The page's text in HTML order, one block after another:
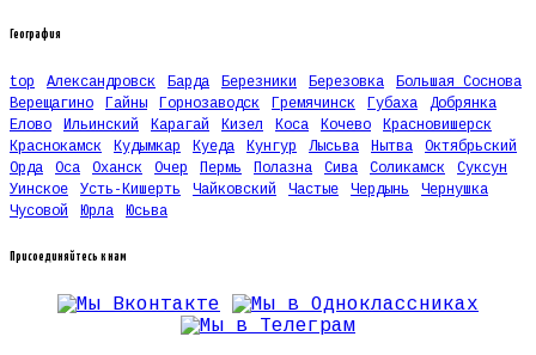
География
top Александровск Барда Березники Березовка
Большая Соснова
Верещагино
Гайны Горнозаводск Гремячинск Губаха
Добрянка
Елово
Ильинский Карагай Кизел Коса Кочево
Красновишерск
Краснокамск
Кудымкар Куеда Кунгур Лысьва Нытва
Октябрьский
Орда
Оса Оханск Очер Пермь Полазна Сива Соликамск
Суксун
Уинское
Усть-Кишерть Чайковский Частые Чердынь
Чернушка
Чусовой
Юрла Юсьва
Присоединяйтесь к нам